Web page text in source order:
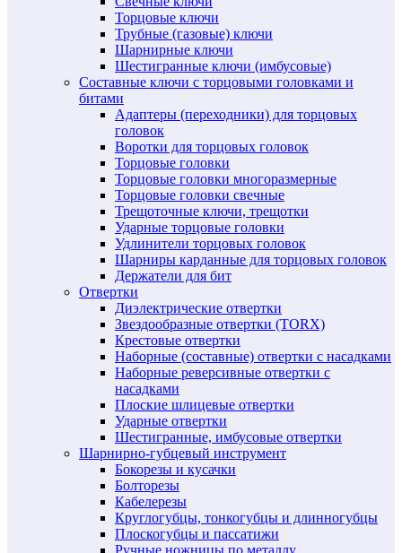
Торцовые ключи
Трубные (газовые) ключи
Шарнирные ключи
Шестигранные ключи (имбусовые)
Составные ключи с торцовыми головками и
битами
Адаптеры (переходники) для торцовых
головок
Воротки для торцовых головок
Торцовые головки
Торцовые головки многоразмерные
Торцовые головки свечные
Трещоточные ключи, трещотки
Ударные торцовые головки
Удлинители торцовых головок
Шарниры карданные для торцовых головок
Держатели для бит
Отвертки
Диэлектрические отвертки
Звездообразные отвертки (TORX)
Крестовые отвертки
Наборные (составные) отвертки с насадками
Наборные реверсивные отвертки с
насадками
Плоские шлицевые отвертки
Ударные отвертки
Шестигранные, имбусовые отвертки
Шарнирно-губцевый инструмент
Бокорезы и кусачки
Болторезы
Кабелерезы
Круглогубцы, тонкогубцы и длинногубцы
Плоскогубцы и пассатижи
Ручные ножницы по металлу